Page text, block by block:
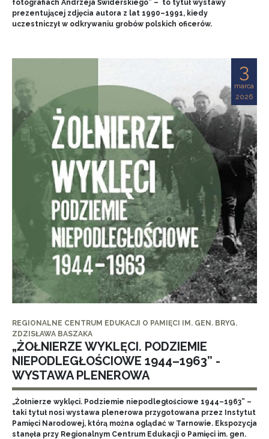
fotografiach Andrzeja Świderskiego” – to tytuł wystawy
prezentującej zdjęcia autora z lat 1990–1991, kiedy
uczestniczył w odkrywaniu grobów polskich oficerów.
3
marca
2026
REGIONALNE CENTRUM EDUKACJI O PAMIĘCI IM. GEN. BRYG.
ZDZISŁAWA BASZAKA
„ŻOŁNIERZE WYKLĘCI. PODZIEMIE
NIEPODLEGŁOŚCIOWE 1944–1963” -
WYSTAWA PLENEROWA
„Żołnierze wyklęci. Podziemie niepodległościowe 1944–1963” –
taki tytuł nosi wystawa plenerowa przygotowana przez Instytut
Pamięci Narodowej, którą można oglądać w Tarnowie. Ekspozycja
stanęła przy Regionalnym Centrum Edukacji o Pamięci im. gen.